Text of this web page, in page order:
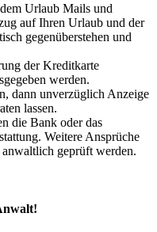
Urlaub Mails und
auf Ihren Urlaub und der
gegenüberstehen und
der Kreditkarte
werden.
dann unverzüglich Anzeige
lassen.
die Bank oder das
Weitere Ansprüche
anwaltlich geprüft werden.